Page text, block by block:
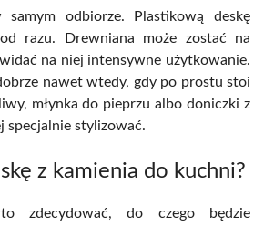
odbiorze. Plastikową deskę
razu. Drewniana może zostać na
na niej intensywne użytkowanie.
nawet wtedy, gdy po prostu stoi
młynka do pieprzu albo doniczki z
specjalnie stylizować.
z kamienia do kuchni?
zdecydować, do czego będzie